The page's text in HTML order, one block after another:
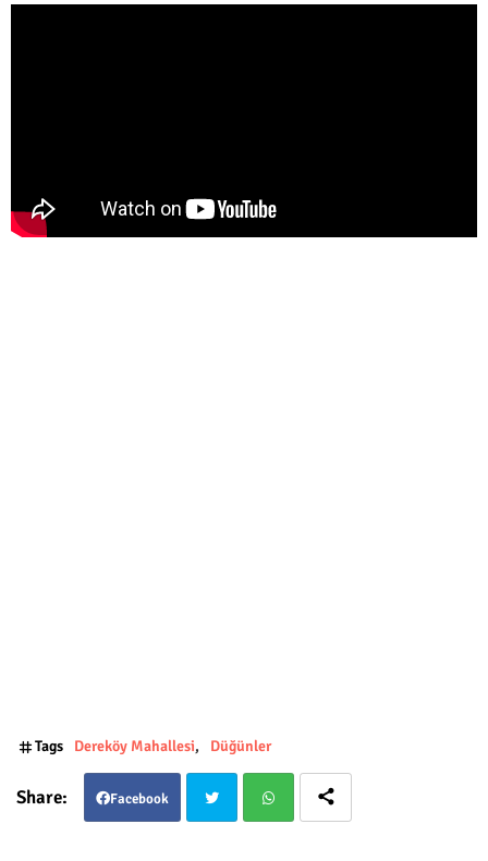
Tags Dereköy Mahallesi Düğünler
Facebook